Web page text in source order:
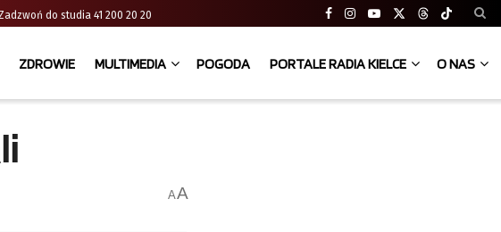
do studia 41 200 20 20
ZDROWIE MULTIMEDIA POGODA PORTALE RADIA KIELCE O NAS
AA